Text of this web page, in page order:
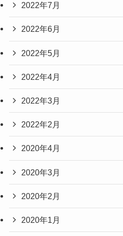
2022年7月
2022年6月
2022年5月
2022年4月
2022年3月
2022年2月
2020年4月
2020年3月
2020年2月
2020年1月